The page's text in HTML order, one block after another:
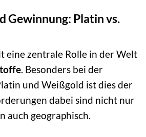
Gewinnung: Platin vs.
eine zentrale Rolle in der Welt
. Besonders bei der
und Weißgold ist dies der
dabei sind nicht nur
auch geographisch.